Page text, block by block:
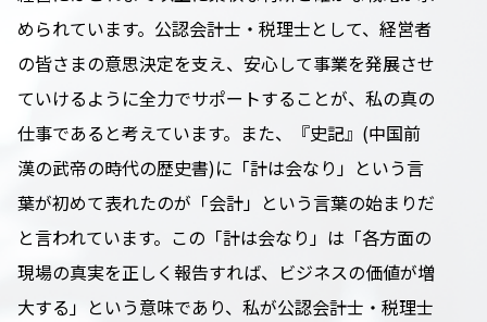
められています。公認会計士・税理士として、経営者
の皆さまの意思決定を支え、安心して事業を発展させ
ていけるように全力でサポートすることが、私の真の
仕事であると考えています。また、『史記』(中国前
漢の武帝の時代の歴史書)に「計は会なり」という言
葉が初めて表れたのが「会計」という言葉の始まりだ
と言われています。この「計は会なり」は「各方面の
現場の真実を正しく報告すれば、ビジネスの価値が増
大する」という意味であり、私が公認会計士・税理士